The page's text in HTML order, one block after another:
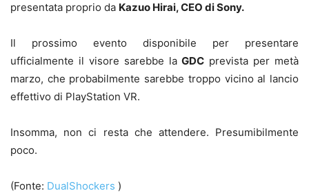
presentata proprio da Kazuo Hirai, CEO di Sony.
Il prossimo evento disponibile per presentare
ufficialmente il visore sarebbe laGDC prevista per metà
marzo, che probabilmente sarebbe troppo vicino al lancio
effettivo di PlayStation VR.
Insomma, non ci resta che attendere. Presumibilmente
poco.
(Fonte: DualShockers )